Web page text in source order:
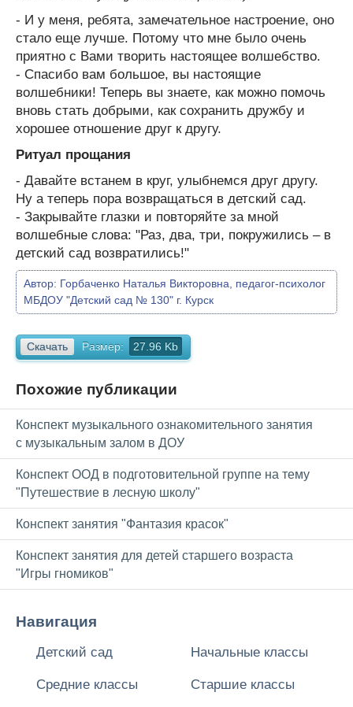
- И у меня, ребята, замечательное настроение, оно
стало еще лучше. Потому что мне было очень
приятно с Вами творить настоящее волшебство.
- Спасибо вам большое, вы настоящие
волшебники! Теперь вы знаете, как можно помочь
вновь стать добрыми, как сохранить дружбу и
хорошее отношение друг к другу.
Ритуал прощания
- Давайте встанем в круг, улыбнемся друг другу.
Ну а теперь пора возвращаться в детский сад.
- Закрывайте глазки и повторяйте за мной
волшебные слова: "Раз, два, три, покружились – в
детский сад возвратились!"
Автор: Горбаченко Наталья Викторовна, педагог-психолог
МБДОУ "Детский сад № 130" г. Курск
Скачать Размер: 27.96 Kb
Похожие публикации
Конспект музыкального ознакомительного занятия
с музыкальным залом в ДОУ
Конспект ООД в подготовительной группе на тему
"Путешествие в лесную школу"
Конспект занятия "Фантазия красок"
Конспект занятия для детей старшего возраста
"Игры гномиков"
Навигация
Детский сад Начальные классы
Средние классы Старшие классы